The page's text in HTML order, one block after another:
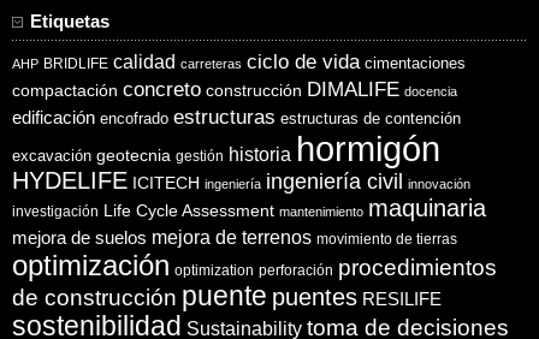
Etiquetas
AHP BRIDLIFE calidad carreteras ciclo de vida cimentaciones
compactación concreto construcción DIMALIFE docencia
edificación encofrado estructuras estructuras de contención
excavación geotecnia gestión historia hormigón
HYDELIFE ICITECH ingeniería ingeniería civil innovación
investigación Life Cycle Assessment mantenimiento maquinaria
mejora de suelos mejora de terrenos movimiento de tierras
optimización optimization perforación procedimientos
de construcción puente puentes RESILIFE
sostenibilidad Sustainability toma de decisiones